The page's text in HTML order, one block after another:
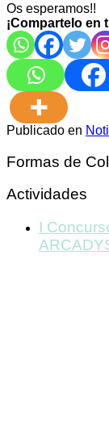
Os esperamos!!
¡Compartelo en
Publicado en
Formas de
Actividades
I